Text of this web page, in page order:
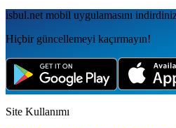
isbul.net mobil uygulamаsını
Hiçbir güncellemeyi kaçırmayın!
Site Kullanımı